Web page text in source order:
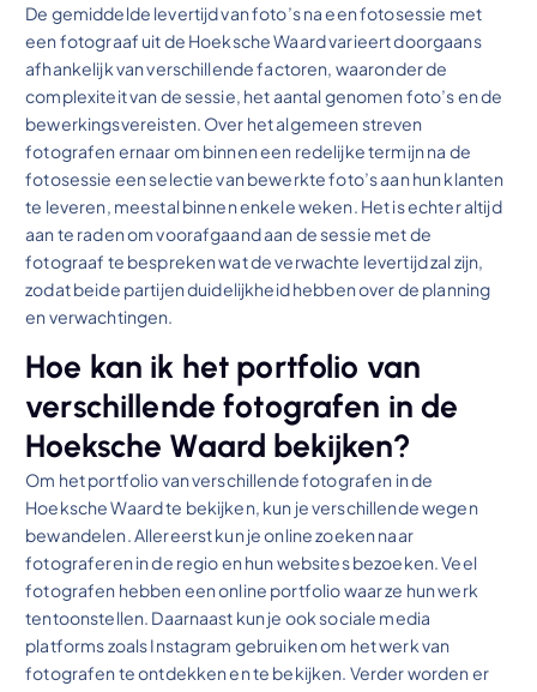
De gemiddelde levertijd van foto’s na een fotosessie met
een fotograaf uit de Hoeksche Waard varieert doorgaans
afhankelijk van verschillende factoren, waaronder de
complexiteit van de sessie, het aantal genomen foto’s en de
bewerkingsvereisten. Over het algemeen streven
fotografen ernaar om binnen een redelijke termijn na de
fotosessie een selectie van bewerkte foto’s aan hun klanten
te leveren, meestal binnen enkele weken. Het is echter altijd
aan te raden om voorafgaand aan de sessie met de
fotograaf te bespreken wat de verwachte levertijd zal zijn,
zodat beide partijen duidelijkheid hebben over de planning
en verwachtingen.
Hoe kan ik het portfolio van
verschillende fotografen in de
Hoeksche Waard bekijken?
Om het portfolio van verschillende fotografen in de
Hoeksche Waard te bekijken, kun je verschillende wegen
bewandelen. Allereerst kun je online zoeken naar
fotograferen in de regio en hun websites bezoeken. Veel
fotografen hebben een online portfolio waar ze hun werk
tentoonstellen. Daarnaast kun je ook sociale media
platforms zoals Instagram gebruiken om het werk van
fotografen te ontdekken en te bekijken. Verder worden er